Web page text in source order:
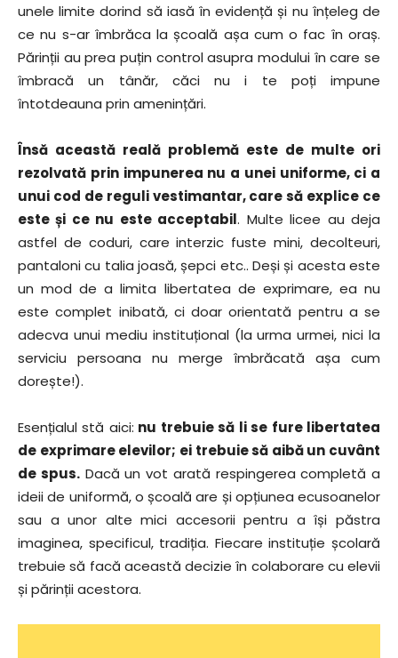
unele limite dorind să iasă în evidență și nu înțeleg de
ce nu s-ar îmbrăca la școală așa cum o fac în oraș.
Părinții au prea puțin control asupra modului în care se
îmbracă un tânăr, căci nu i te poți impune
întotdeauna prin amenințări.
Însă această reală problemă este de multe ori
rezolvată prin impunerea nu a unei uniforme, ci a
unui cod de reguli vestimantar, care să explice ce
este și ce nu este acceptabil. Multe licee au deja
astfel de coduri, care interzic fuste mini, decolteuri,
pantaloni cu talia joasă, șepci etc.. Deși și acesta este
un mod de a limita libertatea de exprimare, ea nu
este complet inibată, ci doar orientată pentru a se
adecva unui mediu instituțional (la urma urmei, nici la
serviciu persoana nu merge îmbrăcată așa cum
dorește!).
Esențialul stă aici: nu trebuie să li se fure libertatea
de exprimare elevilor; ei trebuie să aibă un cuvânt
de spus.Dacă un vot arată respingerea completă a
ideii de uniformă, o școală are și opțiunea ecusoanelor
sau a unor alte mici accesorii pentru a își păstra
imaginea, specificul, tradiția. Fiecare instituție școlară
trebuie să facă această decizie în colaborare cu elevii
și părinții acestora.